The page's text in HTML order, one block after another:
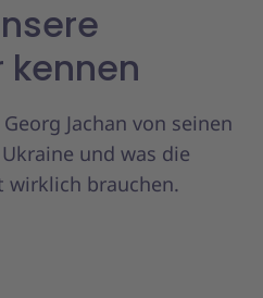
kennen
Jachan von seinen
und was die
wirklich brauchen.